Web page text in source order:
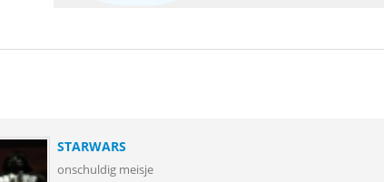
STARWARS
onschuldig meisje